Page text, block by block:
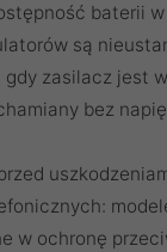
baterii
są
zasilacz jest
bez
w ochronę